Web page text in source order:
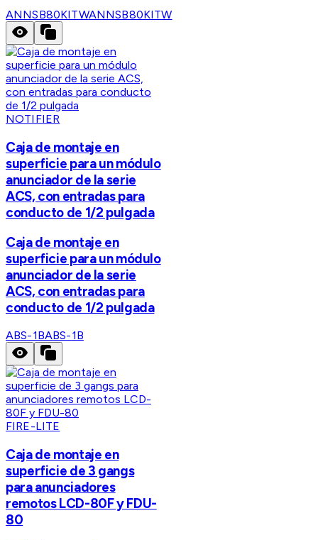
ANNSB80KITWANNSB80KITW
NOTIFIER
Caja de montaje en
superficie para un módulo
anunciador de la serie
ACS, con entradas para
conducto de 1/2 pulgada
Caja de montaje en
superficie para un módulo
anunciador de la serie
ACS, con entradas para
conducto de 1/2 pulgada
ABS-1BABS-1B
FIRE-LITE
Caja de montaje en
superficie de 3 gangs
para anunciadores
remotos LCD-80F y FDU-
80